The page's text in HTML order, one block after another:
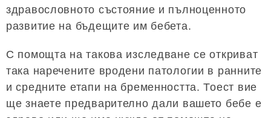
здравословното състояние и пълноценното
развитие на бъдещите им бебета.
С помощта на такова изследване се откриват
така наречените вродени патологии в ранните
и средните етапи на бременността. Тоест вие
ще знаете предварително дали вашето бебе е